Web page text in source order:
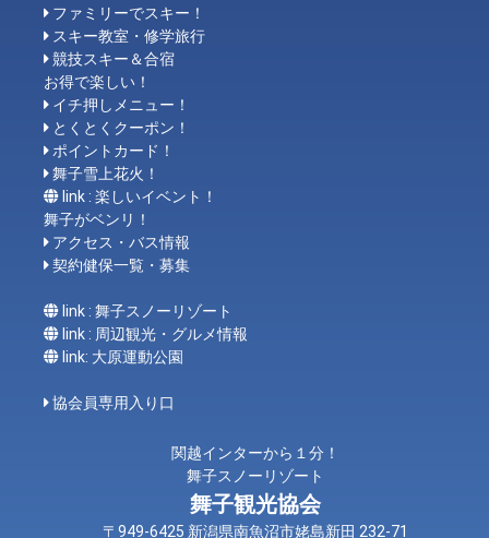
ファミリーでスキー！
スキー教室・修学旅行
競技スキー＆合宿
お得で楽しい！
イチ押しメニュー！
とくとくクーポン！
ポイントカード！
舞子雪上花火！
link : 楽しいイベント！
舞子がベンリ！
アクセス・バス情報
契約健保一覧・募集
link : 舞子スノーリゾート
link : 周辺観光・グルメ情報
link: 大原運動公園
協会員専用入り口
関越インターから１分！
舞子スノーリゾート
舞子観光協会
〒949-6425 新潟県南魚沼市姥島新田 232-71